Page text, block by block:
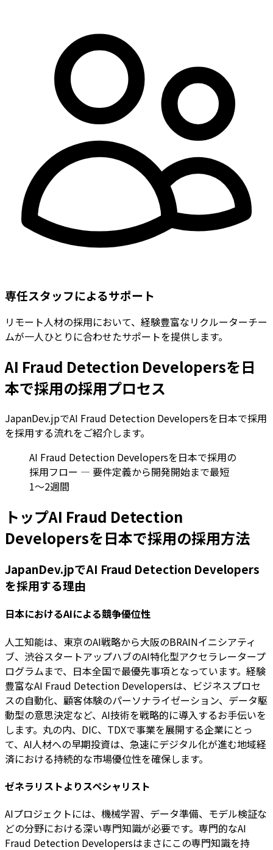
専任スタッフによるサポート
リモート人材の採用において、経験豊富なリクルーターチー
ムが一人ひとりに合わせたサポートを提供します。
AI Fraud Detection Developersを日
本で採用の採用プロセス
JapanDev.jpでAI Fraud Detection Developersを日本で採用
を採用する流れをご紹介します。
AI Fraud Detection Developersを日本で採用の
採用フロー — 要件定義から開発開始まで最短
1〜2週間
トップAI Fraud Detection
Developersを日本で採用の採用方法
JapanDev.jpでAI Fraud Detection Developers
を採用する理由
日本におけるAIによる競争優位性
人工知能は、東京のAI戦略から大阪のBRAINイニシアティ
ブ、渋谷スタートアップハブのAI特化型アクセラレータープ
ログラムまで、日本全国で最優先事項となっています。経験
豊富なAI Fraud Detection Developersは、ビジネスプロセ
スの自動化、顧客体験のパーソナライゼーション、データ駆
動型の意思決定など、AI技術を戦略的に導入するお手伝いを
します。丸の内、DIC、TDXで事業を展開する企業にとっ
て、AI人材への早期投資は、急速にデジタル化が進む地域経
済における持続的な市場優位性を確保します。
ゼネラリストよりスペシャリスト
AIプロジェクトには、機械学習、データ準備、モデル検証な
どの分野における深い専門知識が必要です。専門的なAI
Fraud Detection Developersはまさにこの専門知識を持